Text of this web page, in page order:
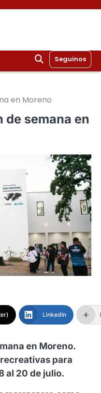
Seguinos
en Moreno
de semana en
LinkedIn
en Moreno.
para
al 20 de julio.